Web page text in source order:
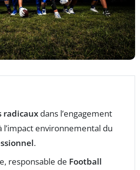
radicaux dans l’engagement
l’impact environnemental du
.
responsable de Football